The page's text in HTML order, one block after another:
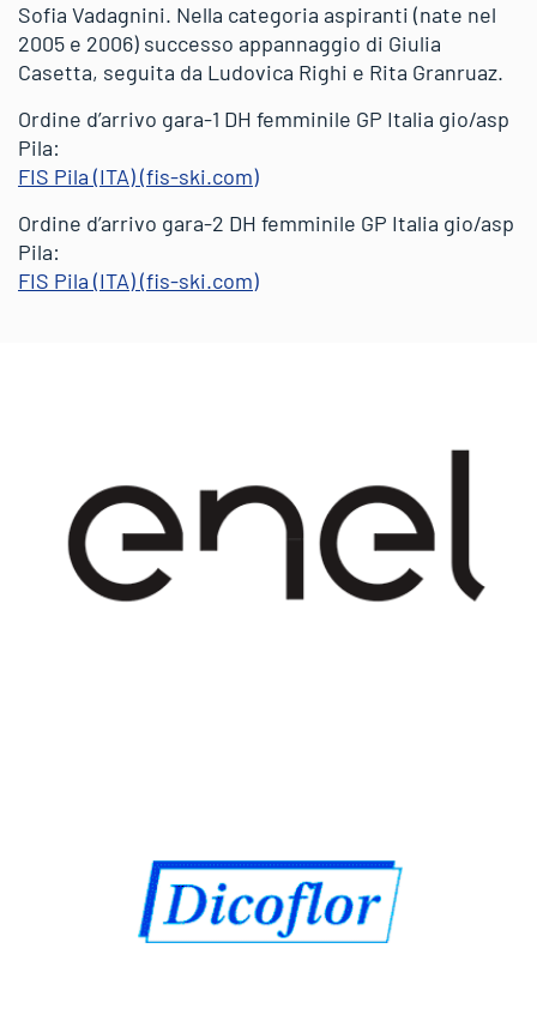
Sofia Vadagnini. Nella categoria aspiranti (nate nel
2005 e 2006) successo appannaggio di Giulia
Casetta, seguita da Ludovica Righi e Rita Granruaz.
Ordine d’arrivo gara-1 DH femminile GP Italia gio/asp
Pila:
FIS Pila (ITA) (fis-ski.com)
Ordine d’arrivo gara-2 DH femminile GP Italia gio/asp
Pila:
FIS Pila (ITA) (fis-ski.com)